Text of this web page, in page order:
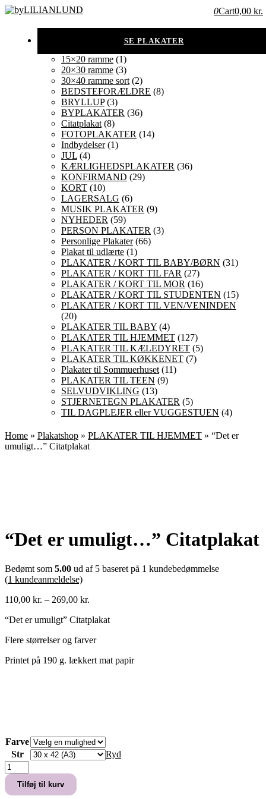
0Cart0,00 kr.
15×20 ramme (1)
20×30 ramme (3)
30×40 ramme sort (2)
BEDSTEFORÆLDRE (8)
BRYLLUP(3)
BYPLAKATER (36)
Citatplakat (8)
FOTOPLAKATER (14)
Indbydelser(1)
JUL (4)
KÆRLIGHEDSPLAKATER (36)
KONFIRMAND (29)
KORT (10)
LAGERSALG (6)
MUSIK PLAKATER (9)
NYHEDER (59)
PERSON PLAKATER (3)
Personlige Plakater(66)
Plakat til udlærte (1)
PLAKATER / KORT TIL BABY/BØRN (31)
PLAKATER / KORT TIL FAR (27)
PLAKATER / KORT TIL MOR (16)
PLAKATER / KORT TIL STUDENTEN (15)
PLAKATER / KORT TIL VEN/VENINDEN
(20)
PLAKATER TIL BABY (4)
PLAKATER TIL HJEMMET (127)
PLAKATER TIL KÆLEDYRET (5)
PLAKATER TIL KØKKENET (7)
Plakater til Sommuerhuset (11)
PLAKATER TIL TEEN (9)
SELVUDVIKLING (13)
STJERNETEGN PLAKATER (5)
TIL DAGPLEJER eller VUGGESTUEN (4)
Home » Plakatshop » PLAKATER TIL HJEMMET » “Det er
umuligt…” Citatplakat
“Det er umuligt…” Citatplakat
Bedømt som 5.00 ud af 5 baseret på 1 kundebedømmelse
(1 kundeanmeldelse)
110,00 kr. – 269,00 kr.
til
“Det er umuligt” Citatplakat
Flere størrelser og farver
Printet på 190 g. lækkert mat papir
Farve
Str
Ryd
“Det
er
umuligt...”
Tilføj til kurv